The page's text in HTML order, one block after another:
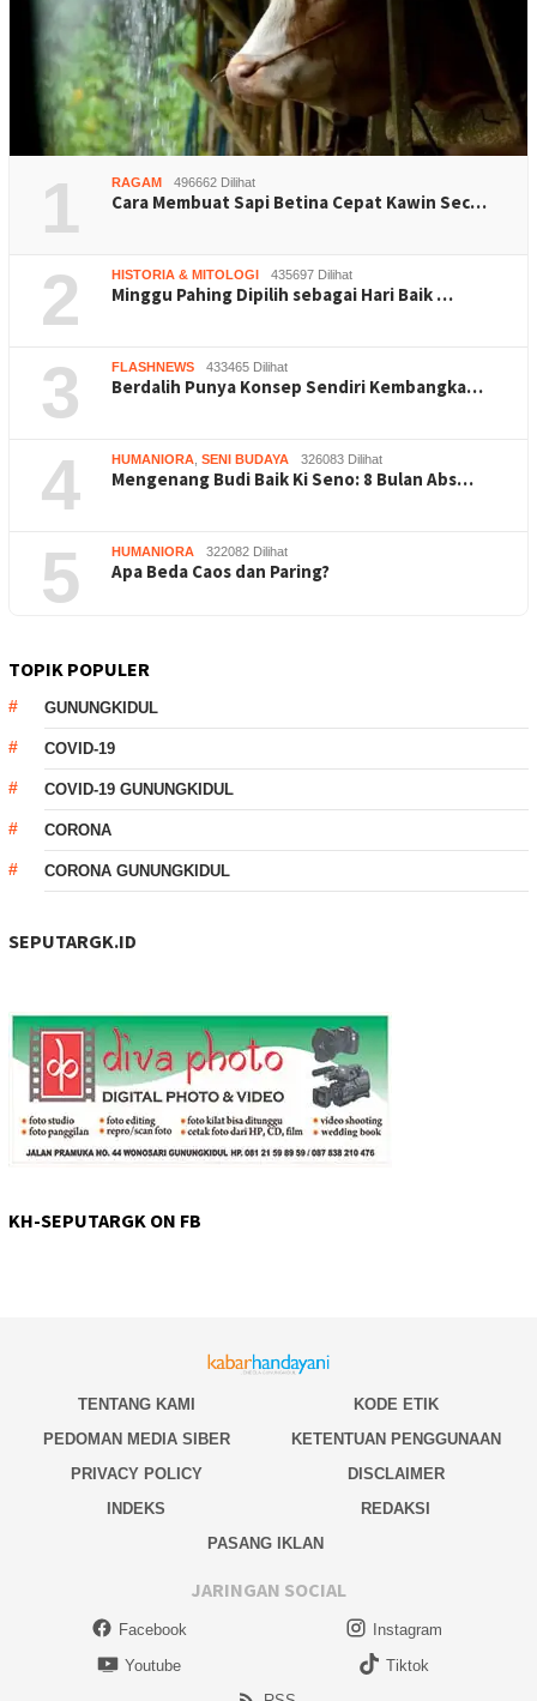
1 RAGAM 496662 Dilihat
Cara Membuat Sapi Betina Cepat Kawin Sec…
2 HISTORIA & MITOLOGI 435697 Dilihat
Minggu Pahing Dipilih sebagai Hari Baik …
3 FLASHNEWS 433465 Dilihat
Berdalih Punya Konsep Sendiri Kembangka…
4 HUMANIORA SENI BUDAYA 326083 Dilihat
Mengenang Budi Baik Ki Seno: 8 Bulan Abs…
5 HUMANIORA 322082 Dilihat
Apa Beda Caos dan Paring?
TOPIK POPULER
GUNUNGKIDUL
COVID-19
COVID-19 GUNUNGKIDUL
CORONA
CORONA GUNUNGKIDUL
SEPUTARGK.ID
KH-SEPUTARGK ON FB
TENTANG KAMI
KODE ETIK
PEDOMAN MEDIA SIBER
KETENTUAN PENGGUNAAN
PRIVACY POLICY
DISCLAIMER
INDEKS
REDAKSI
PASANG IKLAN
JARINGAN SOCIAL
Facebook
Instagram
Youtube
Tiktok